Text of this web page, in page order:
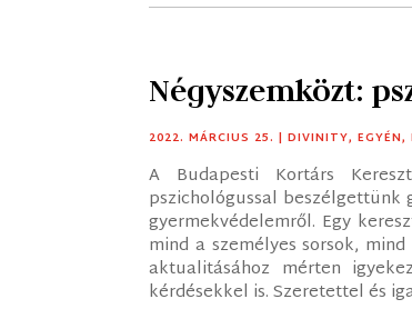
Négyszemközt:
2022. MÁRCIUS 25. |DIVINITY,EGYÉN,
A Budapesti Kortárs
pszichológussal
gyermekvédelemről. Egy
mind a személyes sorsok,
aktualitásához mérten
kérdésekkel is. Szeretettel és